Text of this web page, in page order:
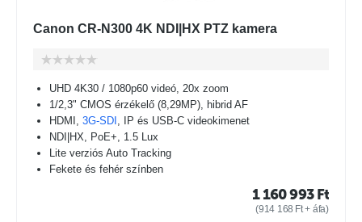
Canon CR-N300 4K NDI|HX PTZ kamera
UHD 4K30 / 1080p60 videó, 20x zoom
1/2,3" CMOS érzékelő (8,29MP), hibrid AF
HDMI, 3G-SDI , IP és USB-C videokimenet
NDI|HX, PoE+, 1.5 Lux
Lite verziós Auto Tracking
Fekete és fehér színben
1 160 993 Ft
(914 168 Ft+ áfa)